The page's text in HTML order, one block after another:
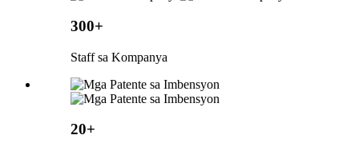
300+
Staff sa Kompanya
20+